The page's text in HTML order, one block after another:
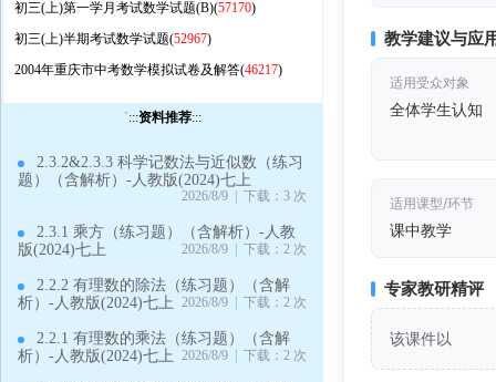
初三(上)第一学月考试数学试题(B)(57170)
初三(上)半期考试数学试题(52967)
2004年重庆市中考数学模拟试卷及解答(46217)
`:::资料推荐:::
2.3.2&2.3.3 科学记数法与近似数（练习
题）（含解析）-人教版(2024)七上
2026/8/9 | 下载：3 次
2.3.1 乘方（练习题）（含解析）-人教
版(2024)七上
2026/8/9 | 下载：2 次
2.2.2 有理数的除法（练习题）（含解
析）-人教版(2024)七上 2026/8/9 | 下载：2 次
2.2.1 有理数的乘法（练习题）（含解
析）-人教版(2024)七上 2026/8/9 | 下载：2 次
教学建议与应
适用受众对象
全体学生认知
适用课型/环节
课中教学
专家教研精评
该课件以